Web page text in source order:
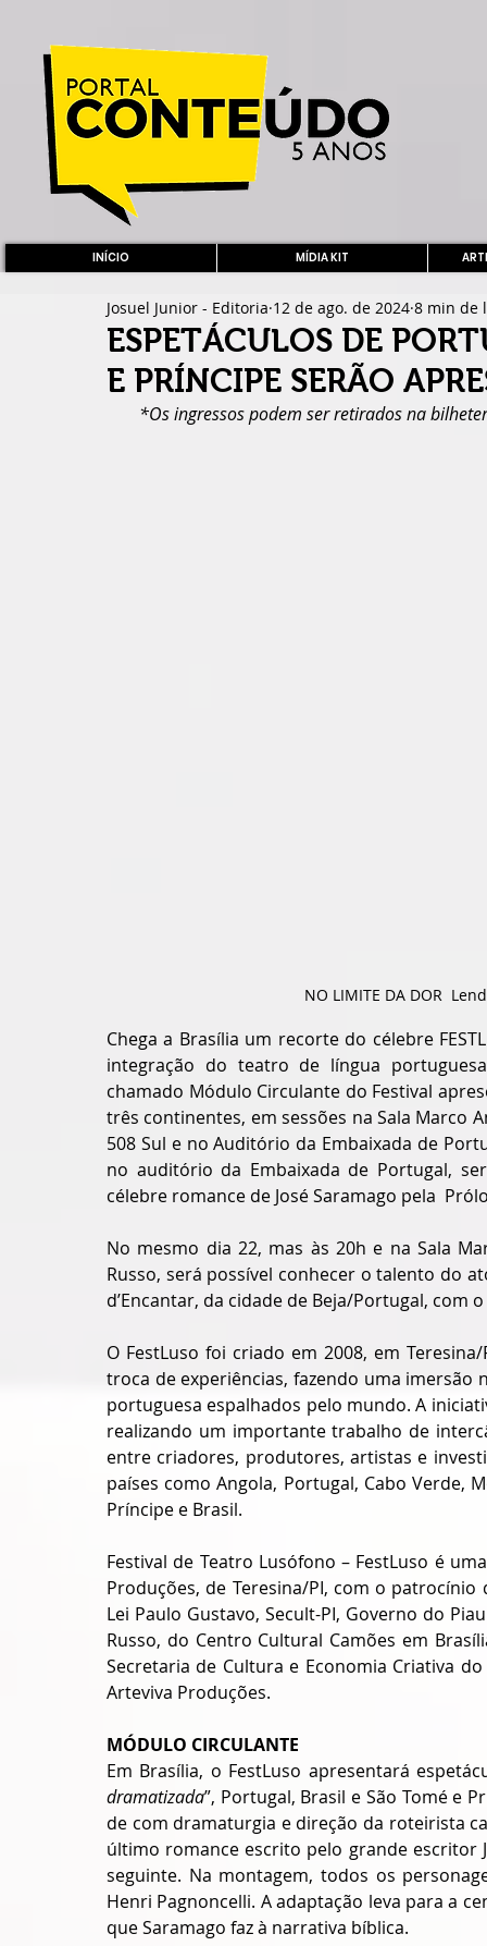
INÍCIO MÍDIA KIT
ESPETÁCULOS DE
E PRÍNCIPE SERÃO
Josuel Junior - Editoria 12 de ago. de 2024 8 min de
*Os ingressos podem ser retirados na
NO LIMITE DA DOR
Chega a Brasília um recorte do célebre
integração do teatro de língua
chamado Módulo Circulante do Festival
três continentes, em sessões na Sala Marco
508 Sul e no Auditório da Embaixada de
no auditório da Embaixada de Portugal,
célebre romance de José Saramago pela
No mesmo dia 22, mas às 20h e na Sala
Russo, será possível conhecer o talento do
d’Encantar, da cidade de Beja/Portugal, com
O FestLuso foi criado em 2008, em
troca de experiências, fazendo uma imersão
portuguesa espalhados pelo mundo. A
realizando um importante trabalho de
entre criadores, produtores, artistas e
países como Angola, Portugal, Cabo Verde,
Príncipe e Brasil.
Festival de Teatro Lusófono – FestLuso é
Produções, de Teresina/PI, com o
Lei Paulo Gustavo, Secult-PI, Governo do
Russo, do Centro Cultural Camões em
Secretaria de Cultura e Economia Criativa
Arteviva Produções.
MÓDULO CIRCULANTE
Em Brasília, o FestLuso apresentará
dramatizada”, Portugal, Brasil e São Tomé e
de com dramaturgia e direção da roteirista
último romance escrito pelo grande escritor
seguinte. Na montagem, todos os
Henri Pagnoncelli. A adaptação leva para a
que Saramago faz à narrativa bíblica.